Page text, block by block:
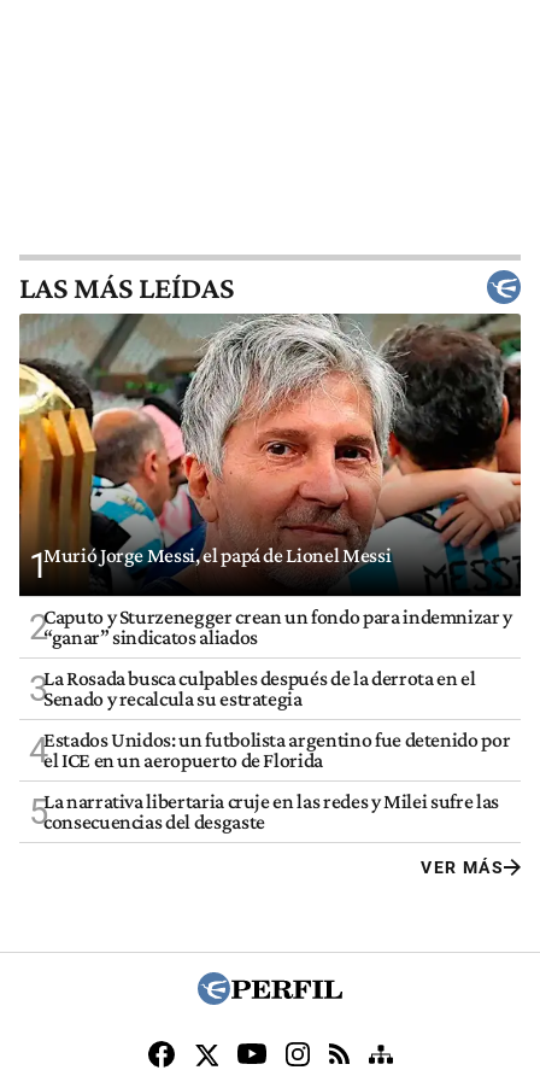
LAS MÁS LEÍDAS
1Murió Jorge Messi, el papá de Lionel Messi
2Caputo y Sturzenegger crean un fondo para indemnizar y
“ganar” sindicatos aliados
3La Rosada busca culpables después de la derrota en el
Senado y recalcula su estrategia
4Estados Unidos: un futbolista argentino fue detenido por
el ICE en un aeropuerto de Florida
5La narrativa libertaria cruje en las redes y Milei sufre las
consecuencias del desgaste
VER MÁS